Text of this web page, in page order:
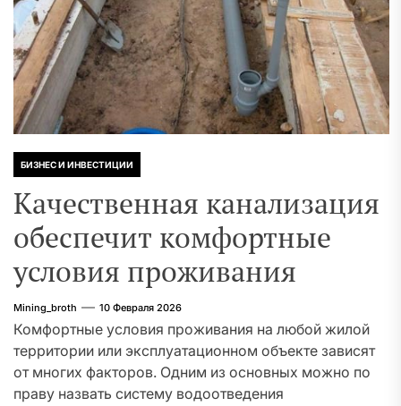
БИЗНЕС И ИНВЕСТИЦИИ
Качественная канализация
обеспечит комфортные
условия проживания
Mining_broth 10 Февраля 2026
Комфортные условия проживания на любой жилой
территории или эксплуатационном объекте зависят
от многих факторов. Одним из основных можно по
праву назвать систему водоотведения